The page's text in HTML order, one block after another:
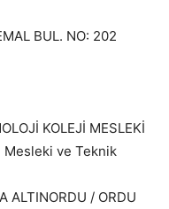
BUL. NO: 202
KOLEJİ MESLEKİ
Mesleki ve Teknik
ALTINORDU / ORDU